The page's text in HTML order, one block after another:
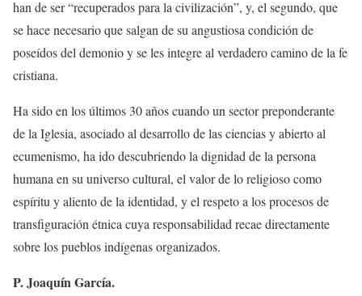
han de ser “recuperados para la civilización”, y, el segundo, que
se hace necesario que salgan de su angustiosa condición de
poseídos del demonio y se les integre al verdadero camino de la fe
cristiana.
Ha sido en los últimos 30 años cuando un sector preponderante
de la Iglesia, asociado al desarrollo de las ciencias y abierto al
ecumenismo, ha ido descubriendo la dignidad de la persona
humana en su universo cultural, el valor de lo religioso como
espíritu y aliento de la identidad, y el respeto a los procesos de
transfiguración étnica cuya responsabilidad recae directamente
sobre los pueblos indígenas organizados.
P. Joaquín García.